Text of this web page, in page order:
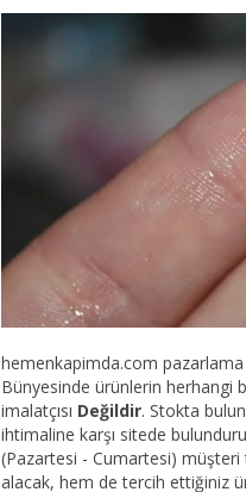
hemenkapimda.com
Bünyesinde ürünlerin herhangi
imalatçısı Değildir. Stokta
ihtimaline karşı sitede
(Pazartesi - Cumartesi)
alacak, hem de tercih ettiğiniz